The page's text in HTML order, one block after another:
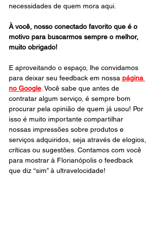
necessidades de quem mora aqui.
À você, nosso conectado favorito que é o
motivo para buscarmos sempre o melhor,
muito obrigado!
E aproveitando o espaço, lhe convidamos
para deixar seu feedback em nossa página
no Google . Você sabe que antes de
contratar algum serviço, é sempre bom
procurar pela opinião de quem já usou! Por
isso é muito importante compartilhar
nossas impressões sobre produtos e
serviços adquiridos, seja através de elogios,
críticas ou sugestões. Contamos com você
para mostrar à Florianópolis o feedback
que diz “sim” à ultravelocidade!